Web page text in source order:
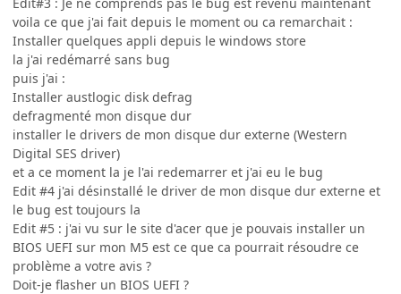
voila ce que j'ai fait depuis le moment ou ca remarchait :
Installer quelques appli depuis le windows store
la j'ai redémarré sans bug
puis j'ai :
Installer austlogic disk defrag
defragmenté mon disque dur
installer le drivers de mon disque dur externe (Western
Digital SES driver)
et a ce moment la je l'ai redemarrer et j'ai eu le bug
Edit #4 j'ai désinstallé le driver de mon disque dur externe et
le bug est toujours la
Edit #5 : j'ai vu sur le site d'acer que je pouvais installer un
BIOS UEFI sur mon M5 est ce que ca pourrait résoudre ce
problème a votre avis ?
Doit-je flasher un BIOS UEFI ?